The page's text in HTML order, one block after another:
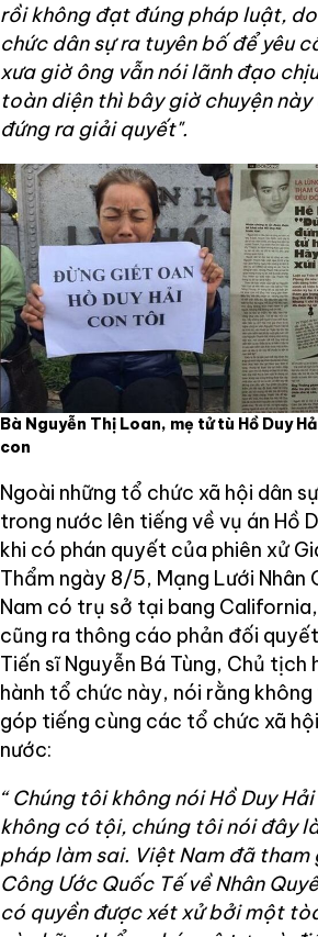
rồi không đạt đúngpháp luật,
chức dân sự ra tuyên bố để yêu
xưa giờ ông vẫn nói lãnh đạo
toàn diện thì bây giờ chuyện này
đứng ra giải quyết".
Bà Nguyễn Thị Loan, mẹ tử tù Hồ Duy
con
Ngoài những tổ chức xã hội dân
trong nước lên tiếng về vụ án Hồ
khi có phán quyết của phiên xử
Thẩm ngày 8/5, Mạng Lưới Nhân
Nam có trụ sở tại bang
cũng ra thông cáo phản đối
Tiến sĩ Nguyễn Bá Tùng, Chủ tịch
hành tổ chức này, nói rằng
góp tiếng cùng các tổ chức xã
nước:
“ Chúng tôi không nói Hồ Duy
không có tội, chúng tôi nói đây
pháp làm sai. Việt Nam đã tham
Công Ước Quốc Tế về Nhân
có quyền được xét xử bởi một